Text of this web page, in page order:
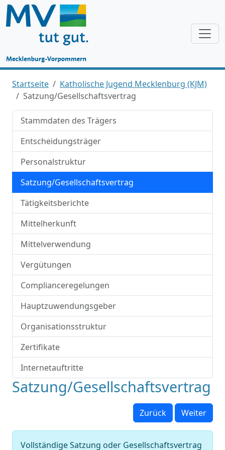
Startseite
Katholische Jugend Mecklenburg (KJM)
Satzung/Gesellschaftsvertrag
Stammdaten des Trägers
Entscheidungsträger
Personalstruktur
Satzung/Gesellschaftsvertrag
Tätigkeitsberichte
Mittelherkunft
Mittelverwendung
Vergütungen
Complianceregelungen
Hauptzuwendungsgeber
Organisationsstruktur
Zertifikate
Internetauftritte
Satzung/Gesellschaftsvertrag
Zurück Weiter
Vollständige Satzung oder Gesellschaftsvertrag